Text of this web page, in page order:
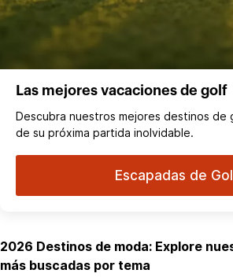
Las mejores vacaciones de golf
Descubra nuestros mejores destinos de
de su próxima partida inolvidable.
Escapadas de
2026 Destinos de moda: Explore
más buscadas por tema